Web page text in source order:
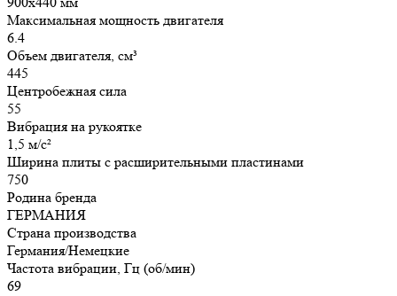
Максимальная мощность двигателя
6.4
Объем двигателя, см³
445
Центробежная сила
55
Вибрация на рукоятке
1,5 м/с²
Ширина плиты с расширительными пластинами
750
Родина бренда
ГЕРМАНИЯ
Страна производства
Германия/Немецкие
Частота вибрации, Гц (об/мин)
69